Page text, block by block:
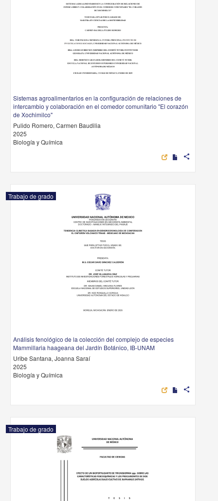
Sistemas agroalimentarios en la configuración de relaciones de
intercambio y colaboración en el comedor comunitario "El corazón
de Xochimilco"
Pulido Romero, Carmen Baudilia
2025
Biología y Química
share
Trabajo de grado
Análisis fenológico de la colección del complejo de especies
Mammillaria haageana del Jardín Botánico, IB-UNAM
Uribe Santana, Joanna Saraí
2025
Biología y Química
share
Trabajo de grado